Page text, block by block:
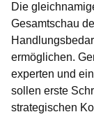
Die
Gesamtschau
ermöglichen.
experten und
sollen erste
strategischen